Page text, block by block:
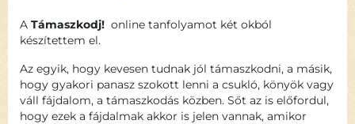
A Támaszkodj! online tanfolyamot két okból
készítettem el.
Az egyik, hogy kevesen tudnak jól támaszkodni, a másik,
hogy gyakori panasz szokott lenni a csukló, könyök vagy
váll fájdalom, a támaszkodás közben. Sőt az is előfordul,
hogy ezek a fájdalmak akkor is jelen vannak, amikor